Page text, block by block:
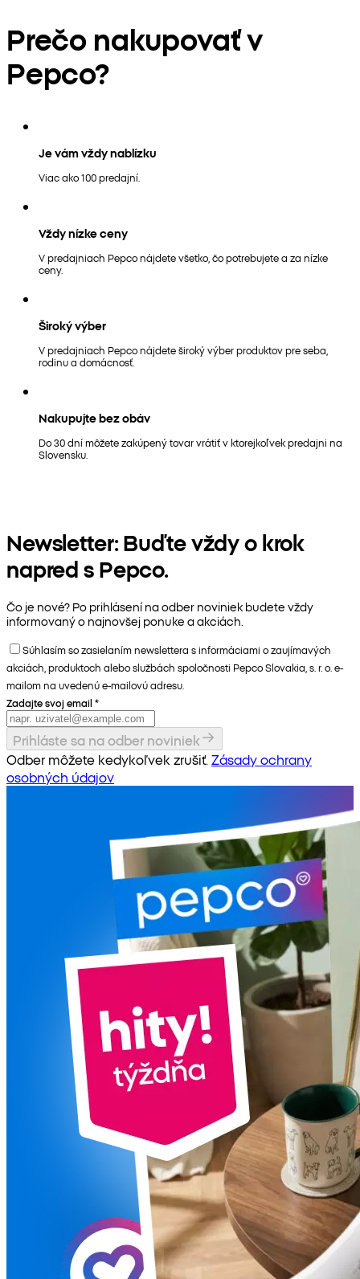
Prečo nakupovať v
Pepco?
Je vám vždy nablízku
Viac ako 100 predajní.
Vždy nízke ceny
V predajniach Pepco nájdete všetko, čo potrebujete a za nízke
ceny.
Široký výber
V predajniach Pepco nájdete široký výber produktov pre seba,
rodinu a domácnosť.
Nakupujte bez obáv
Do 30 dní môžete zakúpený tovar vrátiť v ktorejkoľvek predajni na
Slovensku.
Newsletter: Buďte vždy o krok
napred s Pepco.
Čo je nové? Po prihlásení na odber noviniek budete vždy
informovaný o najnovšej ponuke a akciách.
Súhlasím so zasielaním newslettera s informáciami o zaujímavých
akciách, produktoch alebo službách spoločnosti Pepco Slovakia, s. r. o. e-
mailom na uvedenú e-mailovú adresu.
Zadajte svoj email *
Prihláste sa na odber noviniek
Odber môžete kedykoľvek zrušiť. Zásady ochrany
osobných údajov